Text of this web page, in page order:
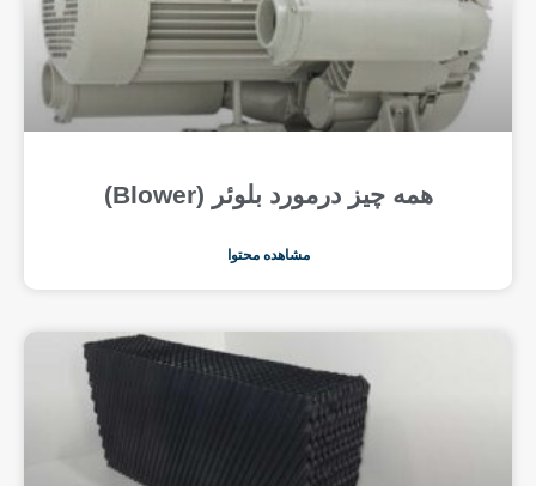
همه چیز درمورد بلوئر (Blower)
مشاهده محتوا